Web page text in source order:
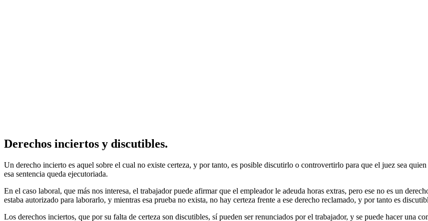
Derechos inciertos y discutibles.
Un derecho incierto es aquel sobre el cual no existe certeza, y por tanto, es posible discutirlo o controvertirlo para que el juez sea
esa sentencia queda ejecutoriada.
En el caso laboral, que más nos interesa, el trabajador puede afirmar que el empleador le adeuda horas extras, pero ese no es un
estaba autorizado para laborarlo, y mientras esa prueba no exista, no hay certeza frente a ese derecho reclamado, y por tanto es
Los derechos inciertos, que por su falta de certeza son discutibles, sí pueden ser renunciados por el trabajador, y se puede hacer una